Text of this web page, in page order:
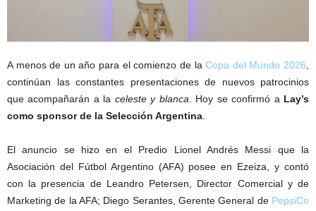
A menos de un año para el comienzo de laCopa del Mundo 2026,
continúan las constantes presentaciones de nuevos patrocinios
que acompañarán a la celeste y blanca. Hoy se confirmó a Lay’s
como sponsor de la Selección Argentina.
El anuncio se hizo en el Predio Lionel Andrés Messi que la
Asociación del Fútbol Argentino (AFA) posee en Ezeiza, y contó
con la presencia de Leandro Petersen, Director Comercial y de
Marketing de la AFA; Diego Serantes, Gerente General de PepsiCo